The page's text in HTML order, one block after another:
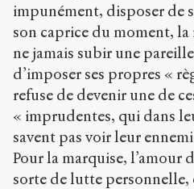
impunément, disposer de
son caprice du moment,
ne jamais subir une
d’imposer ses propres «
refuse de devenir une de
« imprudentes, qui dans
savent pas voir leur
Pour la marquise, l’amour
sorte de lutte